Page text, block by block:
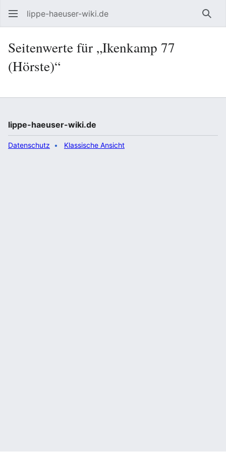
lippe-haeuser-wiki.de
Seitenwerte für „Ikenkamp 77
(Hörste)“
lippe-haeuser-wiki.de
Datenschutz Klassische Ansicht